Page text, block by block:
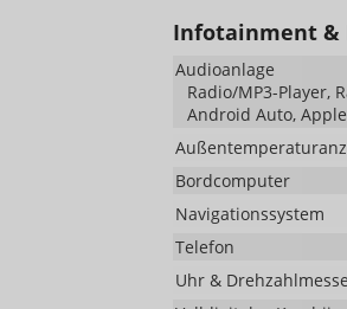
Infotainment
Audioanlage
Radio/MP3-Player,
Android Auto,
Bordcomputer
Navigationssystem
Telefon
Uhr &